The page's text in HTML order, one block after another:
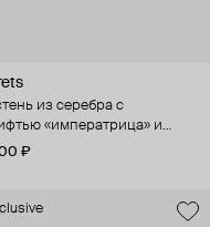
из серебра с
«императрица» и
₽